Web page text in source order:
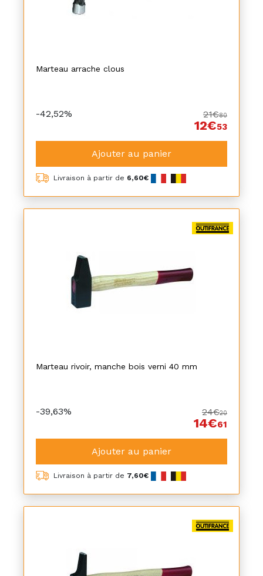
Marteau arrache clous
-42,52% 21€80
12€53
Ajouter au panier
Livraison à partir de 6,60€
Marteau rivoir, manche bois verni 40 mm
-39,63% 24€20
14€61
Ajouter au panier
Livraison à partir de 7,60€